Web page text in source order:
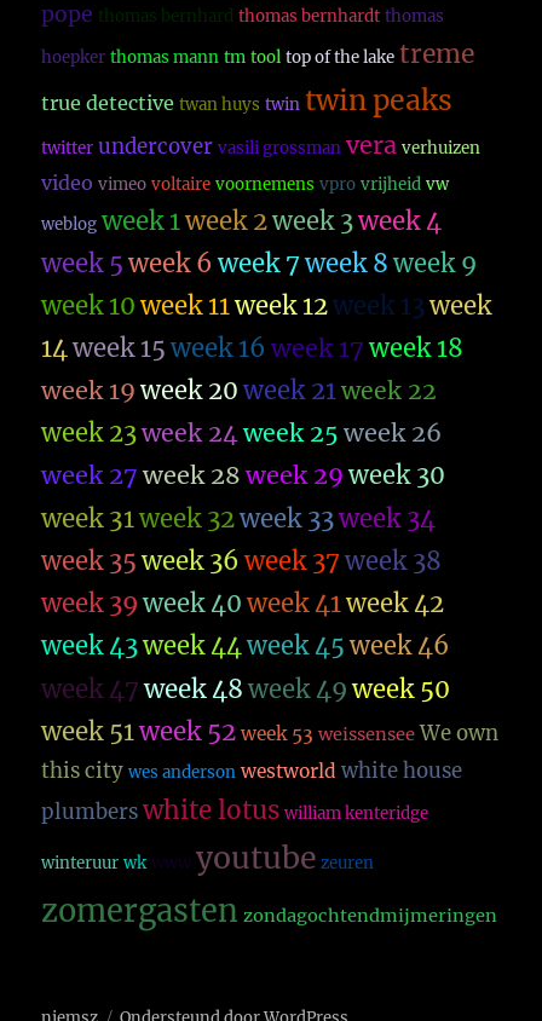
pope thomas bernhard thomas bernhardt thomas
hoepker thomas mann tm tool top of the lake treme
true detective twan huys twin twin peaks
twitter undercover vasili grossman vera verhuizen
video vimeo voltaire voornemens vpro vrijheid vw
weblog week 1week 2week 3week 4
week 5 week 6 week 7 week 8 week 9
week 10 week 11week 12week 13 week
14week 15 week 16 week 17 week 18
week 19 week 20 week 21week 22
week 23week 24week 25 week 26
week 27 week 28 week 29 week 30
week 31week 32week 33week 34
week 35 week 36 week 37 week 38
week 39 week 40 week 41week 42
week 43week 44week 45 week 46
week 47 week 48 week 49 week 50
week 51week 52 week 53 weissensee We own
this city wes anderson westworld white house
plumbers white lotus william kenteridge
winteruur wk www youtube zeuren
zomergasten zondagochtendmijmeringen